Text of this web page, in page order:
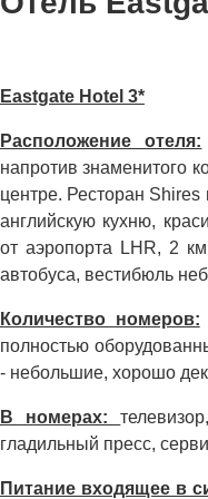
Eastgate Hotel 3*
Расположение отеля:
напротив знаменитого
центре. Ресторан Shires
английскую кухню,
от аэропорта LHR, 2
автобуса, вестибюль
Количество номеров:
полностью
- небольшие, хорошо
В номерах:
гладильный пресс,
Питание входящее в